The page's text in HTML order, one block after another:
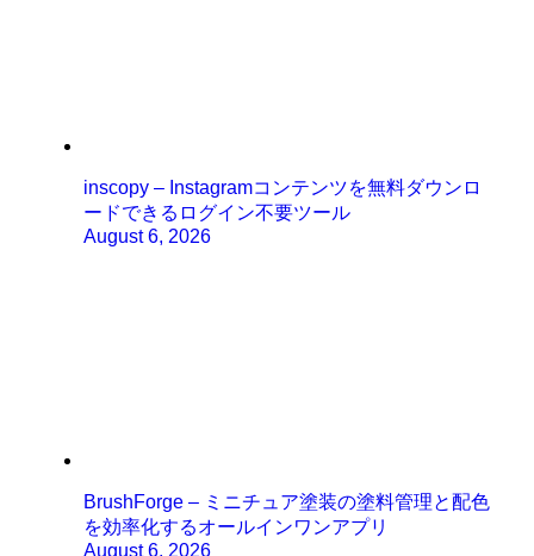
inscopy – Instagramコンテンツを無料ダウンロ
ードできるログイン不要ツール
August 6, 2026
BrushForge – ミニチュア塗装の塗料管理と配色
を効率化するオールインワンアプリ
August 6, 2026